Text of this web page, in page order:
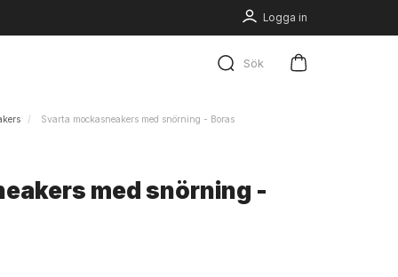
Logga in
Sök
Svarta mockasneakers med snörning - Boras
med snörning -